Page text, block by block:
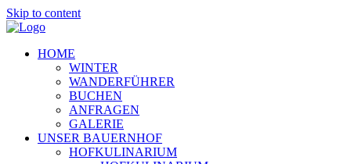
Skip to content
HOME
WINTER
WANDERFÜHRER
BUCHEN
ANFRAGEN
GALERIE
UNSER BAUERNHOF
HOFKULINARIUM